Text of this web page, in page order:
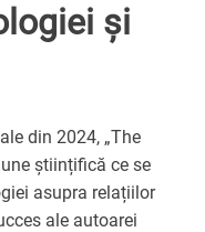
și
din 2024, „The
științifică ce se
asupra relațiilor
ale autoarei